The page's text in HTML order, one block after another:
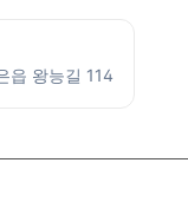
읍 왕능길 114